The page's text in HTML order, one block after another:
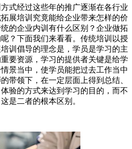
式经过这些年的推广逐渐在各行业
展培训究竟能给企业带来怎样的价
的企业内训有什么区别？企业做拓
？下面我们来看看。传统培训以授
训倡导的理念是，学员是学习的主
要资源，学习的提供者关键是给学
景当中，使学员能把过去工作当中
带领下，在一定层面上得到总结、
验的方式来达到学习的目的，而不
是二者的根本区别。